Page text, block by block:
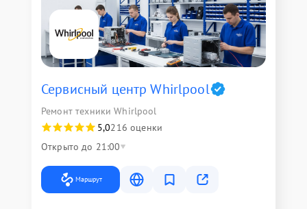
Сервисный центр Whirlpool
Ремонт техники Whirlpool
5,0216 оценки
Открыто до 21:00
Маршрут